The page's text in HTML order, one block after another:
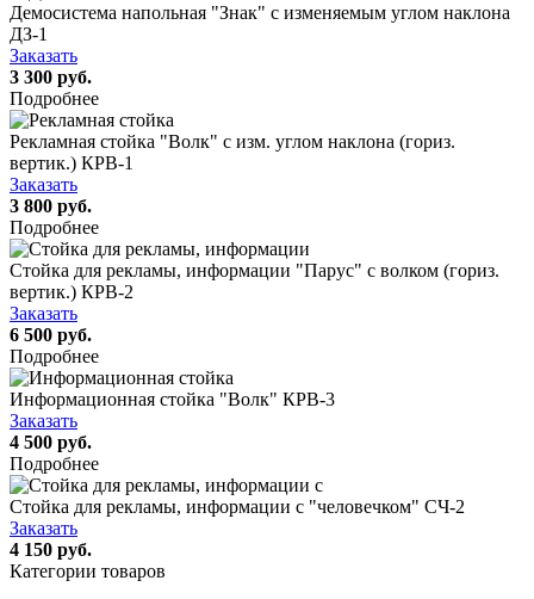
Демосистема напольная "Знак" с изменяемым углом наклона
ДЗ-1
Заказать
3 300 руб.
Подробнее
Рекламная стойка "Волк" с изм. углом наклона (гориз.
вертик.) КРВ-1
Заказать
3 800 руб.
Подробнее
Стойка для рекламы, информации "Парус" с волком (гориз.
вертик.) КРВ-2
Заказать
6 500 руб.
Подробнее
Информационная стойка "Волк" КРВ-3
Заказать
4 500 руб.
Подробнее
Стойка для рекламы, информации с "человечком" СЧ-2
Заказать
4 150 руб.
Категории товаров